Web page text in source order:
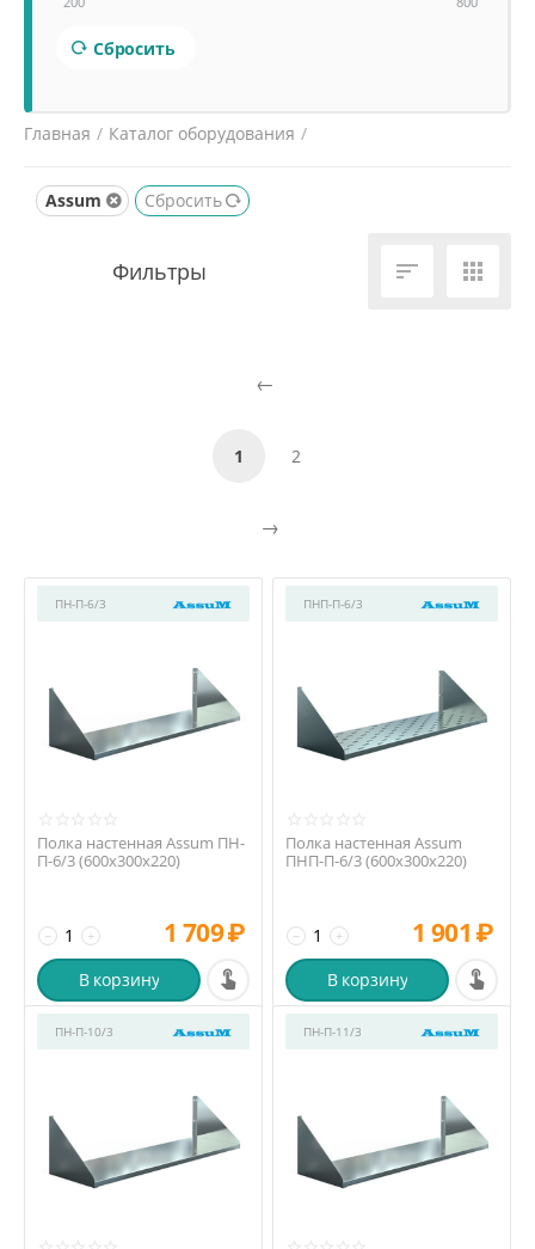
Сбросить
Главная / Каталог оборудования /
Assum
Сбросить
1 2
 
ПН-П-6/3
Полка настенная Assum ПН-
П-6/3 (600х300х220)
+
− 1 709₽
В корзину
ПНП-П-6/3
Полка настенная Assum
ПНП-П-6/3 (600х300х220)
+
− 1 901 ₽
В корзину
ПН-П-10/3 ПН-П-11/3